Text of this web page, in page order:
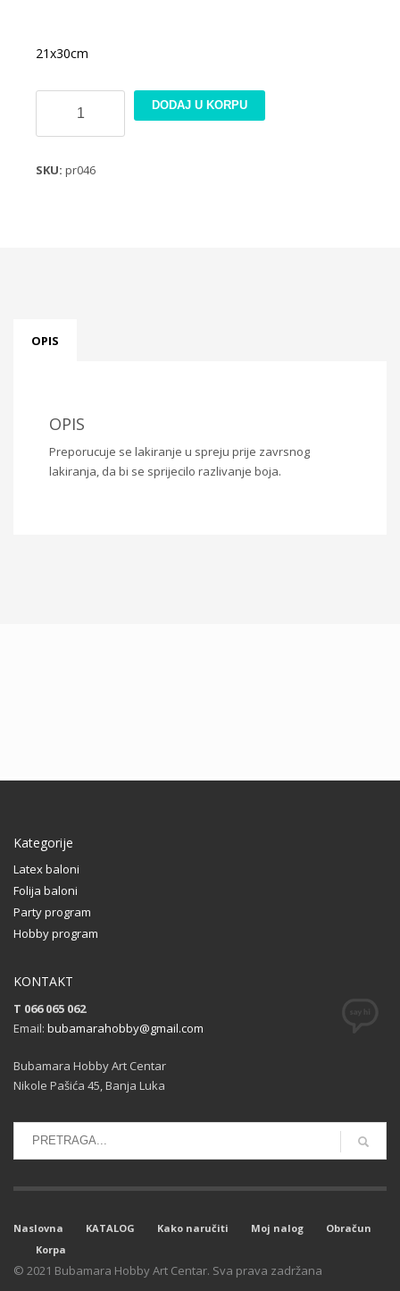
21x30cm
21x30cm
količina
DODAJ U KORPU
SKU: pr046
OPIS
OPIS
Preporucuje se lakiranje u spreju prije zavrsnog
lakiranja, da bi se sprijecilo razlivanje boja.
Kategorije
Latex baloni
Folija baloni
Party program
Hobby program
KONTAKT
T 066 065 062
Email: bubamarahobby@gmail.com
Bubamara Hobby Art Centar
Nikole Pašića 45, Banja Luka
Naslovna KATALOG Kako naručiti Moj nalog
Obračun
Korpa
© 2021 Bubamara Hobby Art Centar. Sva prava zadržana